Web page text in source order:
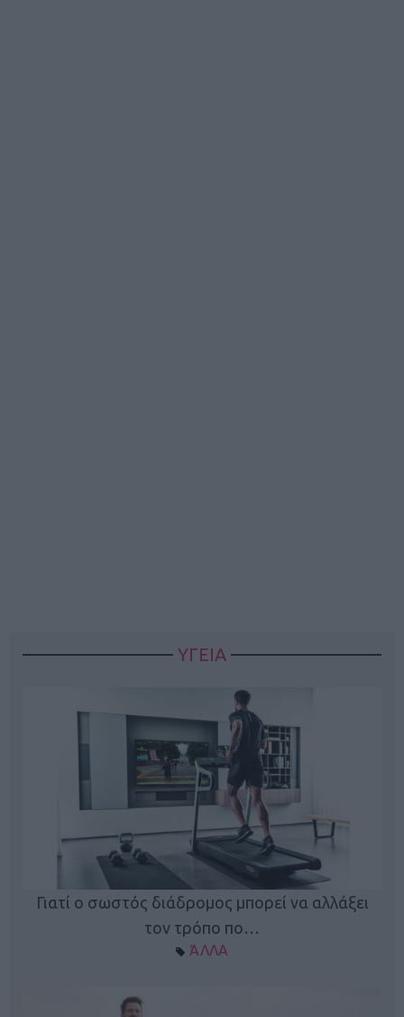
ΥΓΕΙΑ
Γιατί ο σωστός διάδρομος μπορεί να αλλάξει
τον τρόπο πο…
ΆΛΛΑ